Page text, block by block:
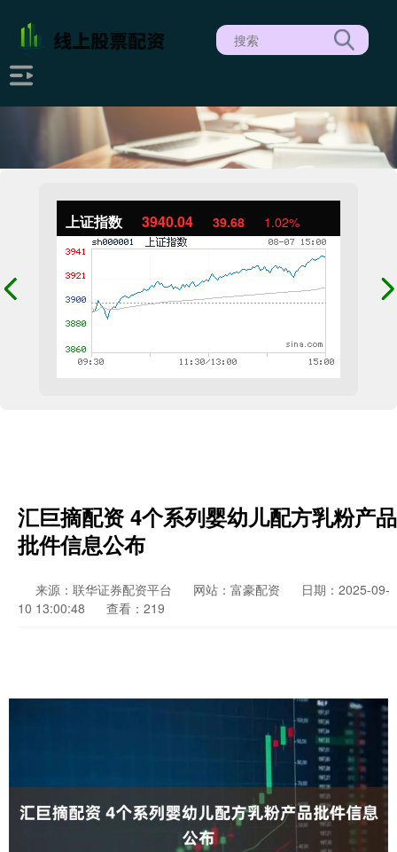
上证指数 3940.04 39.68 1.02%
汇巨摘配资 4个系列婴幼儿配方乳粉产品
批件信息公布
来源：联华证券配资平台 网站：富豪配资
日期：2025-09-
10 13:00:48
查看：219